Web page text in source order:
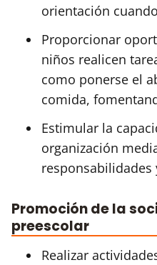
orientación
Proporcionar
niños realicen
como ponerse el
comida,
Estimular la
organización
responsabilidades
Promoción de la
preescolar
Realizar